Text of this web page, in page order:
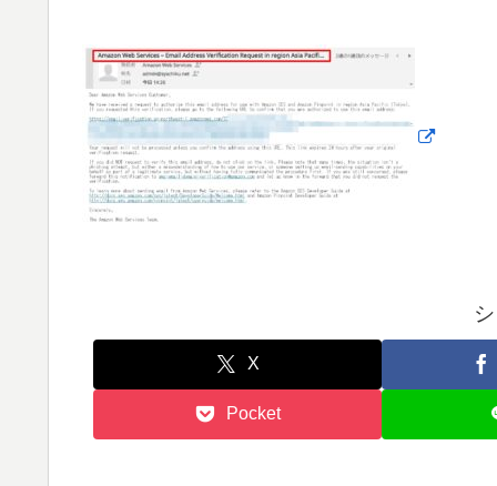
X
Pocket